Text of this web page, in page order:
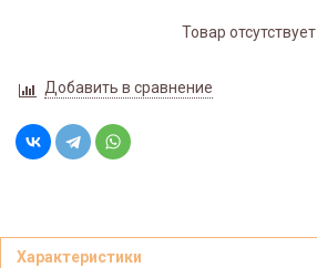
Товар отсутствует
Добавить в сравнение
Характеристики